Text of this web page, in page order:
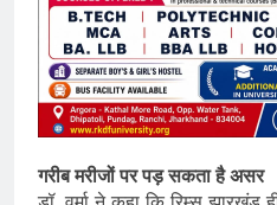
गरीब मरीजों पर पड़ सकता है असर